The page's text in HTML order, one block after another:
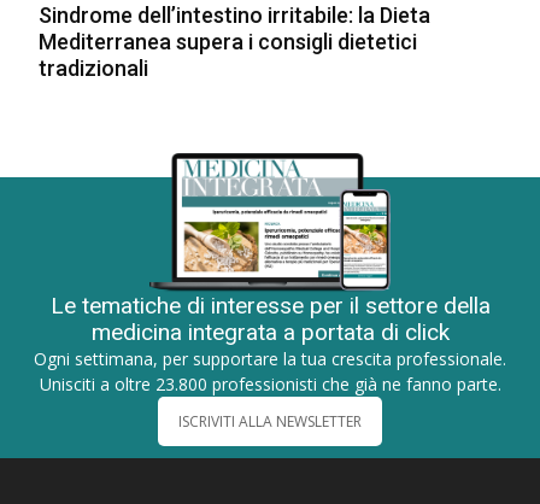
Sindrome dell’intestino irritabile: la Dieta
Mediterranea supera i consigli dietetici
tradizionali
Le tematiche di interesse per il settore della
medicina integrata a portata di click
Ogni settimana, per supportare la tua crescita professionale.
Unisciti a oltre 23.800 professionisti che già ne fanno parte.
ISCRIVITI ALLA NEWSLETTER